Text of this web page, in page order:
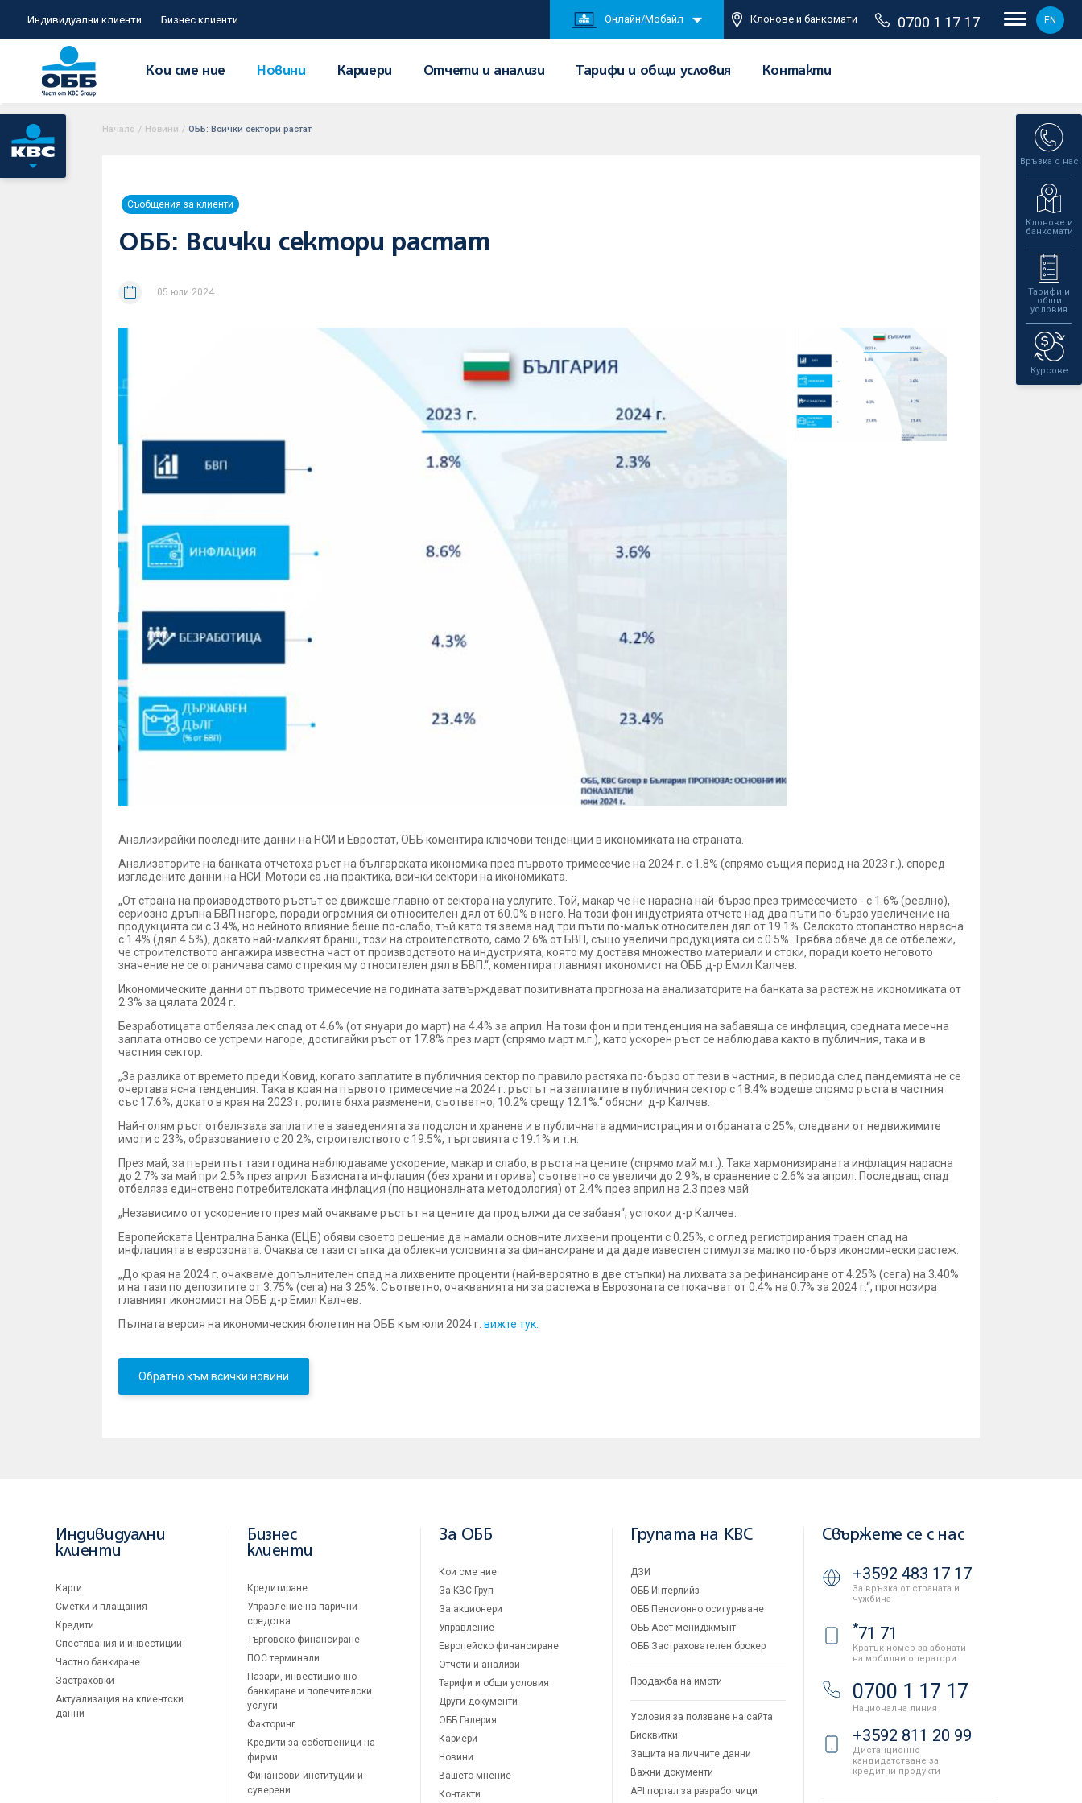
Индивидуални клиенти Бизнес клиенти Онлайн/Мобайл Клонове и банкомати 0700 1 17 17 EN
Кои сме ние Новини Кариери Отчети и анализи Тарифи и общи условия Контакти
Връзка с нас
Клонове и
банкомати
Тарифи и
общи
условия
Курсове
Начало / Новини / ОББ: Всички сектори растат
Съобщения за клиенти
ОББ: Всички сектори растат
05 юли 2024
Анализирайки последните данни на НСИ и Евростат, ОББ коментира ключови тенденции в икономиката на страната.
Анализаторите на банката отчетоха ръст на българската икономика през първото тримесечие на 2024 г. с 1.8% (спрямо същия период на 2023 г.), според
изгладените данни на НСИ. Мотори са ,на практика, всички сектори на икономиката.
„От страна на производството ръстът се движеше главно от сектора на услугите. Той, макар че не нарасна най-бързо през тримесечието - с 1.6% (реално),
сериозно дръпна БВП нагоре, поради огромния си относителен дял от 60.0% в него. На този фон индустрията отчете над два пъти по-бързо увеличение на
продукцията си с 3.4%, но нейното влияние беше по-слабо, тъй като тя заема над три пъти по-малък относителен дял от 19.1%. Селското стопанство нарасна
с 1.4% (дял 4.5%), докато най-малкият бранш, този на строителството, само 2.6% от БВП, също увеличи продукцията си с 0.5%. Трябва обаче да се отбележи,
че строителството ангажира известна част от производството на индустрията, която му доставя множество материали и стоки, поради което неговото
значение не се ограничава само с прекия му относителен дял в БВП.“, коментира главният икономист на ОББ д-р Емил Калчев.
Икономическите данни от първото тримесечие на годината затвърждават позитивната прогноза на анализаторите на банката за растеж на икономиката от
2.3% за цялата 2024 г.
Безработицата отбеляза лек спад от 4.6% (от януари до март) на 4.4% за април. На този фон и при тенденция на забавяща се инфлация, средната месечна
заплата отново се устреми нагоре, достигайки ръст от 17.8% през март (спрямо март м.г.), като ускорен ръст се наблюдава както в публичния, така и в
частния сектор.
„За разлика от времето преди Ковид, когато заплатите в публичния сектор по правило растяха по-бързо от тези в частния, в периода след пандемията не се
очертава ясна тенденция. Така в края на първото тримесечие на 2024 г. ръстът на заплатите в публичния сектор с 18.4% водеше спрямо ръста в частния
със 17.6%, докато в края на 2023 г. ролите бяха разменени, съответно, 10.2% срещу 12.1%.“ обясни д-р Калчев.
Най-голям ръст отбелязаха заплатите в заведенията за подслон и хранене и в публичната администрация и отбраната с 25%, следвани от недвижимите
имоти с 23%, образованието с 20.2%, строителството с 19.5%, търговията с 19.1% и т.н.
През май, за първи път тази година наблюдаваме ускорение, макар и слабо, в ръста на цените (спрямо май м.г.). Така хармонизираната инфлация нарасна
до 2.7% за май при 2.5% през април. Базисната инфлация (без храни и горива) съответно се увеличи до 2.9%, в сравнение с 2.6% за април. Последващ спад
отбеляза единствено потребителската инфлация (по националната методология) от 2.4% през април на 2.3 през май.
„Независимо от ускорението през май очакваме ръстът на цените да продължи да се забавя“, успокои д-р Калчев.
Европейската Централна Банка (ЕЦБ) обяви своето решение да намали основните лихвени проценти с 0.25%, с оглед регистрирания траен спад на
инфлацията в еврозоната. Очаква се тази стъпка да облекчи условията за финансиране и да даде известен стимул за малко по-бърз икономически растеж.
„До края на 2024 г. очакваме допълнителен спад на лихвените проценти (най-вероятно в две стъпки) на лихвата за рефинансиране от 4.25% (сега) на 3.40%
и на тази по депозитите от 3.75% (сега) на 3.25%. Съответно, очакванията ни за растежа в Еврозоната се покачват от 0.4% на 0.7% за 2024 г.“, прогнозира
главният икономист на ОББ д-р Емил Калчев.
Пълната версия на икономическия бюлетин на ОББ към юли 2024 г. вижте тук.
Обратно към всички новини
Индивидуални
клиенти
Карти
Сметки и плащания
Кредити
Спестявания и инвестиции
Частно банкиране
Застраховки
Актуализация на клиентски
данни
Бизнес
клиенти
Кредитиране
Управление на парични
средства
Търговско финансиране
ПОС терминали
Пазари, инвестиционно
банкиране и попечителски
услуги
Факторинг
Кредити за собственици на
фирми
Финансови институции и
суверени
За ОББ
Кои сме ние
За KBC Груп
За акционери
Управление
Европейско финансиране
Отчети и анализи
Тарифи и общи условия
Други документи
ОББ Галерия
Кариери
Новини
Вашето мнение
Контакти
Групата на KBC
ДЗИ
ОББ Интерлийз
ОББ Пенсионно осигуряване
ОББ Асет мениджмънт
ОББ Застрахователен брокер
Продажба на имоти
Условия за ползване на сайта
Бисквитки
Защита на личните данни
Важни документи
API портал за разработчици
Свържете се с нас
+3592 483 17 17
За връзка от страната и
чужбина
*71 71
Кратък номер за абонати
на мобилни оператори
0700 1 17 17
Национална линия
+3592 811 20 99
Дистанционно
кандидатстване за
кредитни продукти